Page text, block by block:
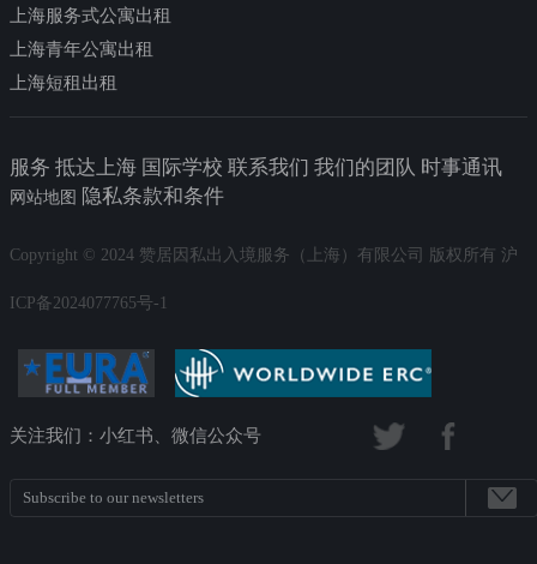
上海服务式公寓出租
上海青年公寓出租
上海短租出租
服务 抵达上海 国际学校 联系我们 我们的团队 时事通讯
网站地图 隐私条款和条件
Copyright © 2024 赞居因私出入境服务（上海）有限公司 版权所有 沪
ICP备2024077765号-1
关注我们：小红书、微信公众号